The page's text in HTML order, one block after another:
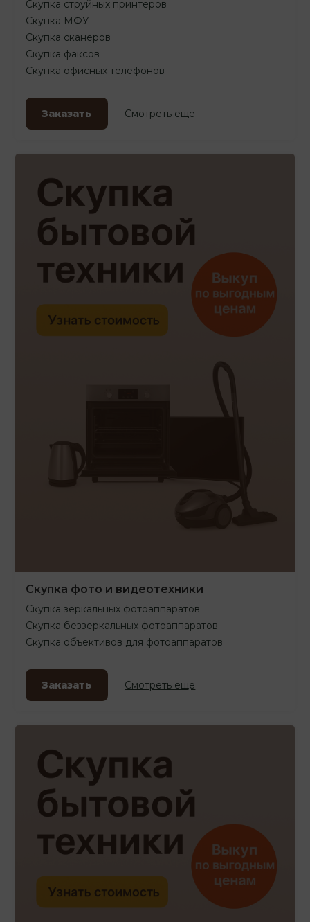
Скупка струйных принтеров
Скупка МФУ
Скупка сканеров
Скупка факсов
Скупка офисных телефонов
Заказать Смотреть еще
Скупка фото и видеотехники
Скупка зеркальных фотоаппаратов
Скупка беззеркальных фотоаппаратов
Скупка объективов для фотоаппаратов
Заказать Смотреть еще